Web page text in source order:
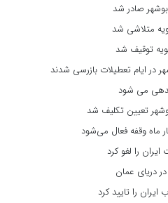
صادر شد
توقیف شد
در ایام تعطیلات بازرسی شدند
می‌ شود
تعیین تکلیف شد
ماه وقفه فعال می‌شود
را لغو کرد
دریای عمان
را تایید کرد